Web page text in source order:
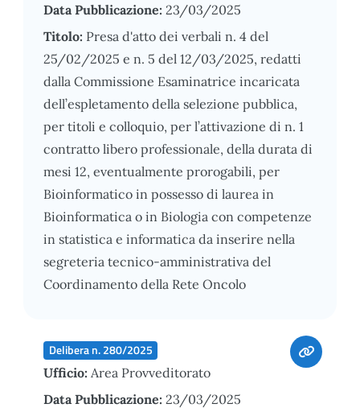
Data Pubblicazione: 23/03/2025
Titolo: Presa d'atto dei verbali n. 4 del
25/02/2025 e n. 5 del 12/03/2025, redatti
dalla Commissione Esaminatrice incaricata
dell’espletamento della selezione pubblica,
per titoli e colloquio, per l’attivazione di n. 1
contratto libero professionale, della durata di
mesi 12, eventualmente prorogabili, per
Bioinformatico in possesso di laurea in
Bioinformatica o in Biologia con competenze
in statistica e informatica da inserire nella
segreteria tecnico-amministrativa del
Coordinamento della Rete Oncolo
Delibera n. 280/2025
Ufficio: Area Provveditorato
Data Pubblicazione: 23/03/2025